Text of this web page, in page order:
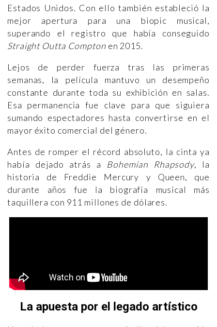
Estados Unidos. Con ello también estableció la
mejor apertura para una biopic musical,
superando el registro que había conseguido
Straight Outta Compton en 2015.
Lejos de perder fuerza tras las primeras
semanas, la película mantuvo un desempeño
constante durante toda su exhibición en salas.
Esa permanencia fue clave para que siguiera
sumando espectadores hasta convertirse en el
mayor éxito comercial del género.
Antes de romper el récord absoluto, la cinta ya
había dejado atrás a Bohemian Rhapsody, la
historia de Freddie Mercury y Queen, que
durante años fue la biografía musical más
taquillera con 911 millones de dólares.
La apuesta por el legado artístico